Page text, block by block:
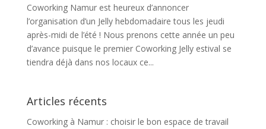
Coworking Namur est heureux d’annoncer
l’organisation d’un Jelly hebdomadaire tous les jeudi
après-midi de l’été ! Nous prenons cette année un peu
d’avance puisque le premier Coworking Jelly estival se
tiendra déjà dans nos locaux ce...
Articles récents
Coworking à Namur : choisir le bon espace de travail